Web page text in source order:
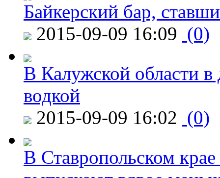
Байкерский бар,
2015-09-09 16:09 (0)
В Калужской области в
водкой
2015-09-09 16:02 (0)
В Ставропольском